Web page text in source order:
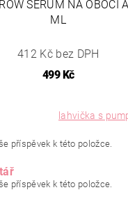
SÉRUM NA OBOČÍ
ML
412 Kč bez DPH
499 Kč
lahvička s
příspěvek k této položce.
příspěvek k této položce.